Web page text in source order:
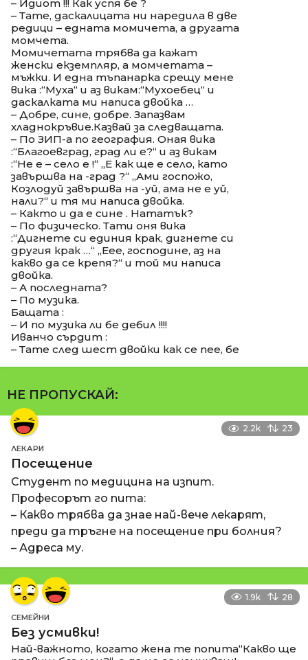
– Идиот !!! Как успя бе ?
– Тате, даскалицата ни наредила в две
редици – едната момичета, а другата
момчета.
Момичетата трябва да кажат
женски екземпляр, а момчетата –
мъжки. И една тъпанарка срещу мене
вика :“Муха“ и аз викам:“Мухоебец“ и
даскалката ми написа двойка …
– Добре, сине, добре. Запазвам
хладнокръвие.Казвай за следващата.
– По ЗИП-а по география. Оная вика
:“Благоевград, град ли е?“ и аз викам
:“Не е – село е !“ „Е как ще е село, като
завършва на -град ?“ „Ами госпожо,
Козлодуй завършва на -уй, ама не е уй,
нали?“ и тя ми написа двойка.
– Както и да е сине . Нататък?
– По физическо. Тати оня вика
:“Дигнете си единия крак, дигнете си
другия крак …“ „Еее, господине, аз на
какво да се крепя?“ и той ми написа
двойка.
– А последната?
– По музика.
Бащата :
– И по музика ли бе дебил !!!!
Иванчо сърдит :
– Тате след шест двойки как се пее, бе
НЕ ПРОПУСКАЙ:
2.2k 23
ЛЕКАРИ
Посещение
Студент по медицина на изпит.
Професорът го пита:
– Какво трябва да знае най-вече лекарят,
преди да тръгне на посещение при болния?
– Адреса му.
1.9k 28
СЕМЕЙНИ
Без усмивки!
Най-важното, когато жена те попита“Какво ще